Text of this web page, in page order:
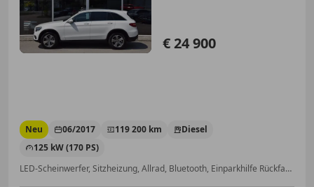
€ 24 900
Neu 06/2017 119 200 km
Diesel
125 kW (170 PS)
LED-Scheinwerfer, Sitzheizung, Allrad, Bluetooth, Einparkhilfe Rückfahrkamera, Notrufsystem, Elektrische Sitze, Getönte Scheiben